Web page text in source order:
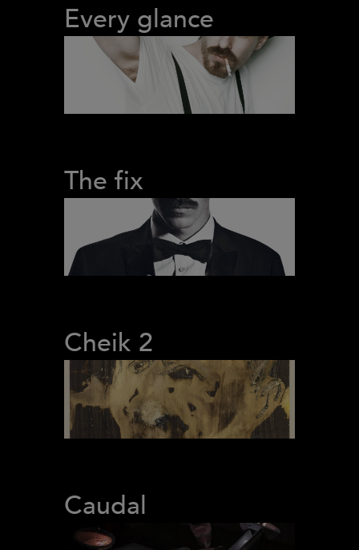
Every glance
The fix
Cheik 2
Caudal